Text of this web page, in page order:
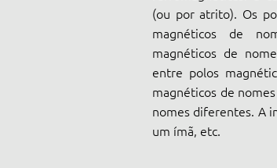
(ou por atrito). Os
magnéticos de
magnéticos de
entre polos
magnéticos de
nomes diferentes. A
um ímã, etc.